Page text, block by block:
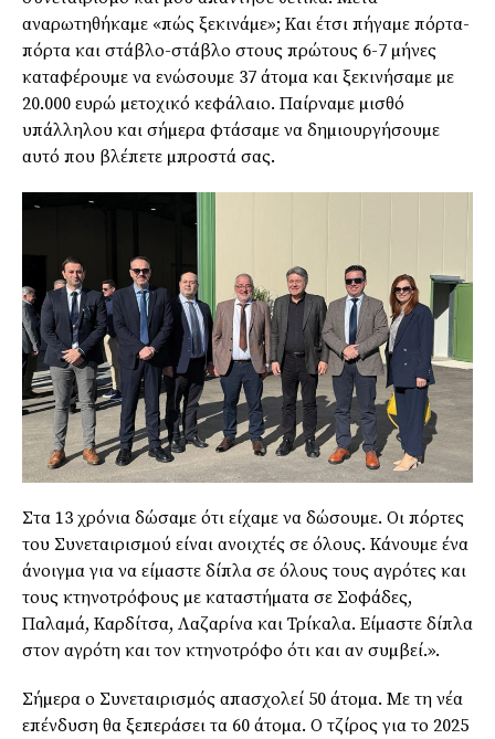
αναρωτηθήκαµε «πώς ξεκινάµε»; Και έτσι πήγαµε πόρτα-
πόρτα και στάβλο-στάβλο στους πρώτους 6-7 µήνες
καταφέρουµε να ενώσουµε 37 άτοµα και ξεκινήσαµε µε
20.000 ευρώ µετοχικό κεφάλαιο. Παίρναµε µισθό
υπάλληλου και σήµερα φτάσαµε να δηµιουργήσουµε
αυτό που βλέπετε µπροστά σας.
Στα 13 χρόνια δώσαµε ότι είχαµε να δώσουµε. Οι πόρτες
του Συνεταιρισµού είναι ανοιχτές σε όλους. Κάνουµε ένα
άνοιγµα για να είµαστε δίπλα σε όλους τους αγρότες και
τους κτηνοτρόφους µε καταστήµατα σε Σοφάδες,
Παλαµά, Καρδίτσα, Λαζαρίνα και Τρίκαλα. Είµαστε δίπλα
στον αγρότη και τον κτηνοτρόφο ότι και αν συµβεί.».
Σήµερα ο Συνεταιρισµός απασχολεί 50 άτοµα. Με τη νέα
επένδυση θα ξεπεράσει τα 60 άτοµα. Ο τζίρος για το 2025